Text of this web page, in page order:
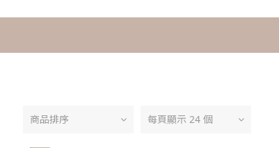
商品排序 每頁顯示 24 個